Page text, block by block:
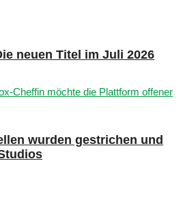
neuen Titel im Juli 2026
wurden gestrichen und